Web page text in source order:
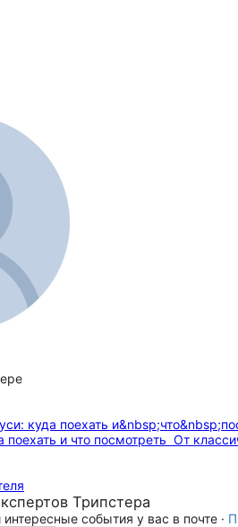
и что посмотреть От
Трипстера
события у вас в почте ·